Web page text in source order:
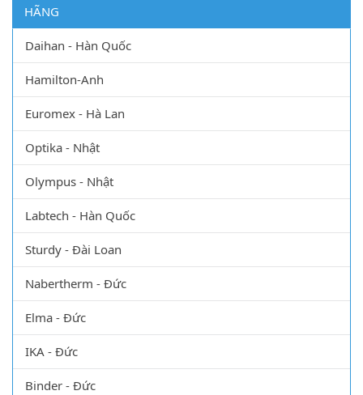
HÃNG
Daihan - Hàn Quốc
Hamilton-Anh
Euromex - Hà Lan
Optika - Nhật
Olympus - Nhật
Labtech - Hàn Quốc
Sturdy - Đài Loan
Nabertherm - Đức
Elma - Đức
IKA - Đức
Binder - Đức